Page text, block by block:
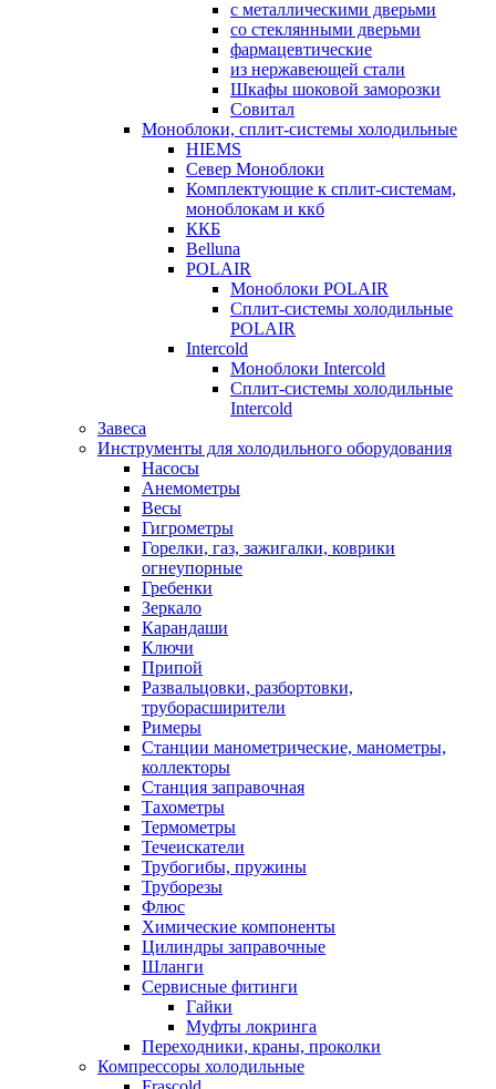
с металлическими дверьми
со стеклянными дверьми
фармацевтические
из нержавеющей стали
Шкафы шоковой заморозки
Совитал
Моноблоки, сплит-системы холодильные
HIEMS
Север Моноблоки
Комплектующие к сплит-системам,
моноблокам и ккб
ККБ
Belluna
POLAIR
Моноблоки POLAIR
Сплит-системы холодильные
POLAIR
Intercold
Моноблоки Intercold
Сплит-системы холодильные
Intercold
Завеса
Инструменты для холодильного оборудования
Насосы
Анемометры
Весы
Гигрометры
Горелки, газ, зажигалки, коврики
огнеупорные
Гребенки
Зеркало
Карандаши
Ключи
Припой
Развальцовки, разбортовки,
труборасширители
Римеры
Станции манометрические, манометры,
коллекторы
Станция заправочная
Тахометры
Термометры
Течеискатели
Трубогибы, пружины
Труборезы
Флюс
Химические компоненты
Цилиндры заправочные
Шланги
Сервисные фитинги
Гайки
Муфты локринга
Переходники, краны, проколки
Компрессоры холодильные